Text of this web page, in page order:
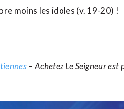
moins les idoles (v. 19-20) !
– Achetez Le Seigneur est